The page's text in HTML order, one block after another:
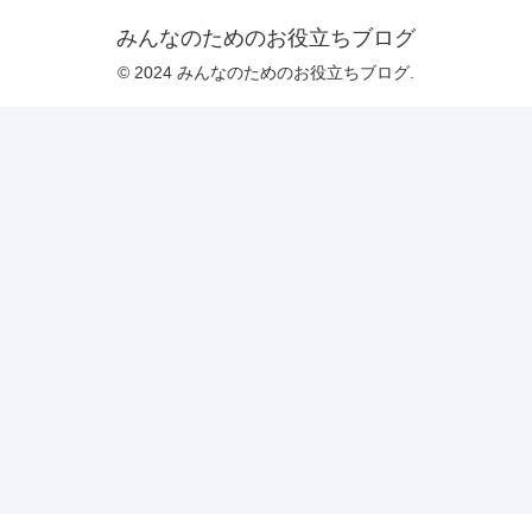
みんなのためのお役立ちブログ
© 2024 みんなのためのお役立ちブログ.